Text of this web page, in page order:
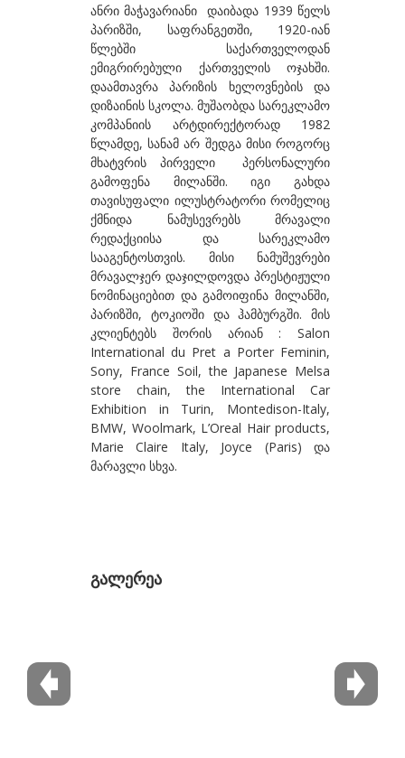
ბჟალავა ჯემალ
ბუგიანი ირაკლი
გაბიანი ირინა
გაგოშიძე გიორგი
გაგოშიძე ნანა
გაგოშიძე ნინო
გამსახურდია ნინა
გეგია ალექსი
გველესიანი მაგდა
გვეტაძე თეა
გზირიშვილი ანა
გუგენჰეიმი ბეგი
გულიშვილი ზურაბ
გულუა ლია
ესართია ხატია
ეძგვერაძე გია
ანრი მაჭავარიანი დაიბადა 1939 წელს
პარიზში, საფრანგეთში, 1920-იან
წლებში საქართველოდან
ემიგრირებული ქართველის ოჯახში.
დაამთავრა პარიზის ხელოვნების და
დიზაინის სკოლა. მუშაობდა სარეკლამო
კომპანიის არტდირექტორად 1982
წლამდე, სანამ არ შედგა მისი როგორც
მხატვრის პირველი პერსონალური
გამოფენა მილანში. იგი გახდა
თავისუფალი ილუსტრატორი რომელიც
ქმნიდა ნამუსევრებს მრავალი
რედაქციისა და სარეკლამო
სააგენტოსთვის. მისი ნამუშევრები
მრავალჯერ დაჯილდოვდა პრესტიჟული
ნომინაციებით და გამოიფინა მილანში,
პარიზში, ტოკიოში და ჰამბურგში. მის
კლიენტებს შორის არიან : Salon
International du Pret a Porter Feminin,
Sony, France Soil, the Japanese Melsa
store chain, the International Car
Exhibition in Turin, Montedison-Italy,
BMW, Woolmark, L’Oreal Hair products,
Marie Claire Italy, Joyce (Paris) და
მარავლი სხვა.
გალერეა